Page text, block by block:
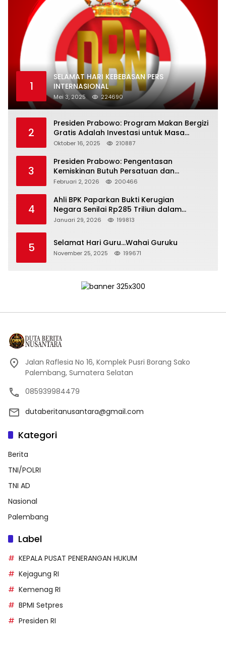
1
SELAMAT HARI KEBEBASAN PERS
INTERNASIONAL
Mei 3, 2025 224690
2
Presiden Prabowo: Program Makan Bergizi
Gratis Adalah Investasi untuk Masa
Depan Bangsa
Oktober 16, 2025 210887
3
Presiden Prabowo: Pengentasan
Kemiskinan Butuh Persatuan dan
Kepemimpinan yang Bertanggung Jawab
Februari 2, 2026 200466
4
Ahli BPK Paparkan Bukti Kerugian
Negara Senilai Rp285 Triliun dalam
Persidangan Korupsi PT Pertamina
Januari 29, 2026 199813
5 Selamat Hari Guru…Wahai Guruku
November 25, 2025 199671
Jalan Raflesia No 16, Komplek Pusri Borang Sako
Palembang, Sumatera Selatan
085939984479
dutaberitanusantara@gmail.com
Kategori
Berita
TNI/POLRI
TNI AD
Nasional
Palembang
Label
KEPALA PUSAT PENERANGAN HUKUM
Kejagung RI
Kemenag RI
BPMI Setpres
Presiden RI